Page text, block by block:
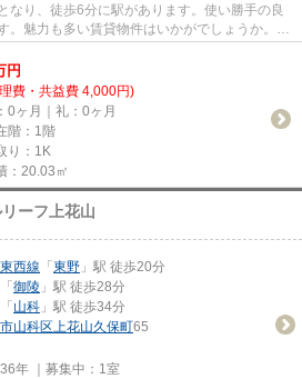
なり、徒歩6分に駅があります。使い勝手の良
。魅力も多い賃貸物件はいかがでしょうか。新
円
費・共益費 4,000円)
0ヶ月｜礼：0ヶ月
階：1階
り：1K
：20.03㎡
ーフ上花山
西線 「 東野 」駅 徒歩20分
「 御陵 」駅 徒歩28分
「 山科 」駅 徒歩34分
山科区上花山久保町65
年 ｜募集中： 1室